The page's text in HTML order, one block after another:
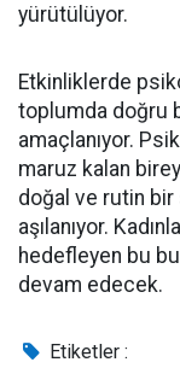
yürütülüyor.
Etkinliklerde
toplumda doğru
amaçlanıyor.
maruz kalan
doğal ve rutin
aşılanıyor.
hedefleyen bu
devam edecek.
Etiketler :